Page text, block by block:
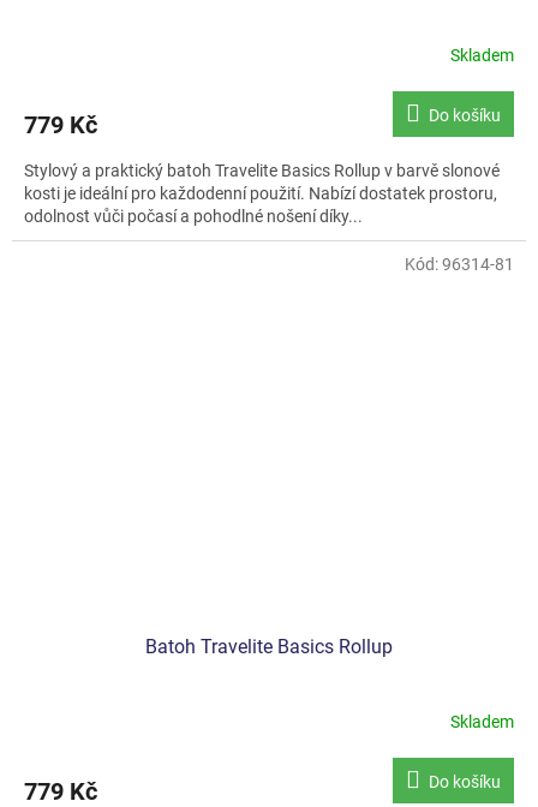
je
z
5
hvězdiček.
Skladem
779 Kč Do košíku
Stylový a praktický batoh Travelite Basics Rollup v barvě slonové
kosti je ideální pro každodenní použití. Nabízí dostatek prostoru,
odolnost vůči počasí a pohodlné nošení díky...
Batoh Travelite Basics Rollup
je
Skladem
779 Kč Do košíku
Kód:96314-81